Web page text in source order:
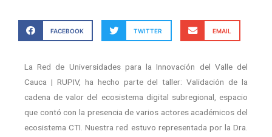
FACEBOOK TWITTER EMAIL
La Red de Universidades para la Innovación del Valle del
Cauca | RUPIV, ha hecho parte del taller: Validación de la
cadena de valor del ecosistema digital subregional, espacio
que contó con la presencia de varios actores académicos del
ecosistema CTI. Nuestra red estuvo representada por la Dra.